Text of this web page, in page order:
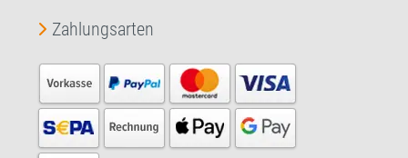
Zahlungsarten